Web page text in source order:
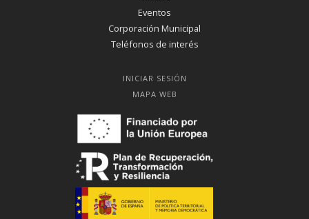
Eventos
Corporación Municipal
Teléfonos de interés
INICIAR SESIÓN
MAPA WEB